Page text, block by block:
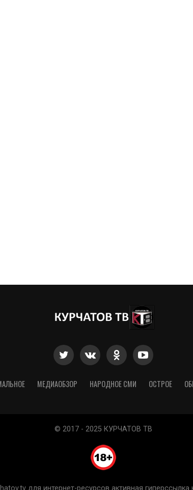
МЕДИАОБЗОР НАРОДНОЕ СМИ ОСТРОЕ
© 2017 - 2025 КУРЧАТОВ ТВ
для интернет-ресурсов активная